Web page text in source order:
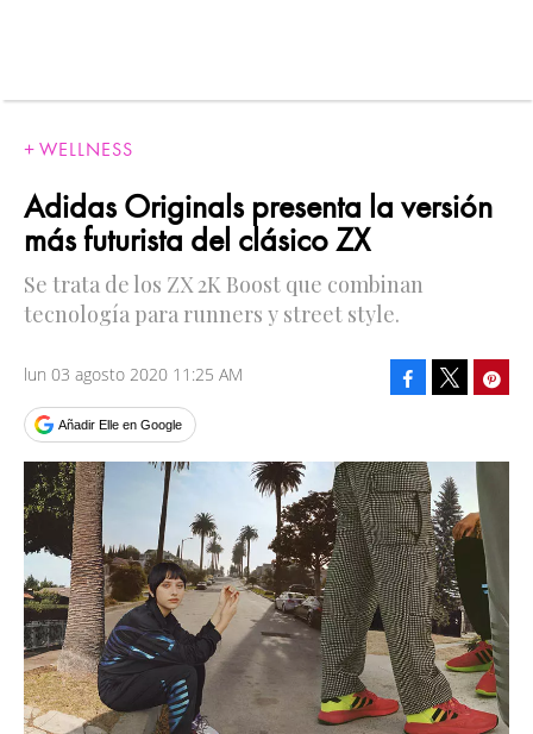
WELLNESS
Adidas Originals presenta la versión
más futurista del clásico ZX
Se trata de los ZX 2K Boost que combinan
tecnología para runners y street style.
lun 03 agosto 2020 11:25 AM
Añadir Elle en Google
Facebook